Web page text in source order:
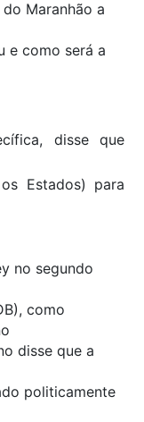
Maranhão a
e como será a
disse que
Estados) para
no segundo
como
disse que a
politicamente